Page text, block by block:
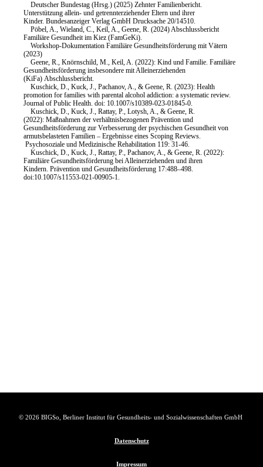
Deutscher Bundestag (Hrsg.) (2025) Zehnter Familienbericht.
Unterstützung allein- und getrennterziehender Eltern und ihrer
Kinder. Bundesanzeiger Verlag GmbH Drucksache 20/14510.
Pöbel, A., Wieland, C., Keil, A., Geene, R. (2024) Abschlussbericht
Familiäre Gesundheit im Kiez (FamGeKi).
Workshop-Dokumentation Familiäre Gesundheitsförderung mit Vätern
(2023)
Geene, R., Knörnschild, M., Keil, A. (2022): Kind und Familie. Familiäre
Gesundheitsförderung insbesondere mit Alleinerziehenden
(KiFa) Abschlussbericht.
Kuschick, D., Kuck, J., Pachanov, A., & Geene, R. (2023): Health
promotion for families with parental alcohol addiction: a systematic review.
Journal of Public Health. doi: 10.1007/s10389-023-01845-0.
Kuschick, D., Kuck, J., Rattay, P., Lotysh, A., & Geene, R.
(2022): Maßnahmen der verhältnisbezogenen Prävention und
Gesundheitsförderung zur Verbesserung der psychischen Gesundheit von
armutsbelasteten Familien – Ergebnisse eines Scoping Reviews.
Psychosoziale und Medizinische Rehabilitation 119: 31-46.
Kuschick, D., Kuck, J., Rattay, P., Pachanov, A., & Geene, R. (2022):
Familiäre Gesundheitsförderung bei Alleinerziehenden und ihren
Kindern. Prävention und Gesundheitsförderung 17:488–498.
doi:10.1007/s11553-021-00905-1.
© 2026 BIGSo, Berliner Institut für Gesundheits- und Sozialwissenschaften GmbH
Datenschutz
Impressum